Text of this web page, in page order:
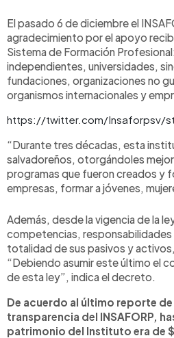
El pasado 6 de diciembre el
agradecimiento por el apoyo
Sistema de Formación
independientes, universidades,
fundaciones, organizaciones no
organismos internacionales y
https://twitter.com/Insaforpsv/
“Durante tres décadas, esta
salvadoreños, otorgándoles
programas que fueron creados y
empresas, formar a jóvenes,
Además, desde la vigencia de la
competencias, responsabilidades
totalidad de sus pasivos y
“Debiendo asumir este último el
de esta ley”, indica el decreto.
De acuerdo al último reporte
transparencia del INSAFORP,
patrimonio del Instituto era de